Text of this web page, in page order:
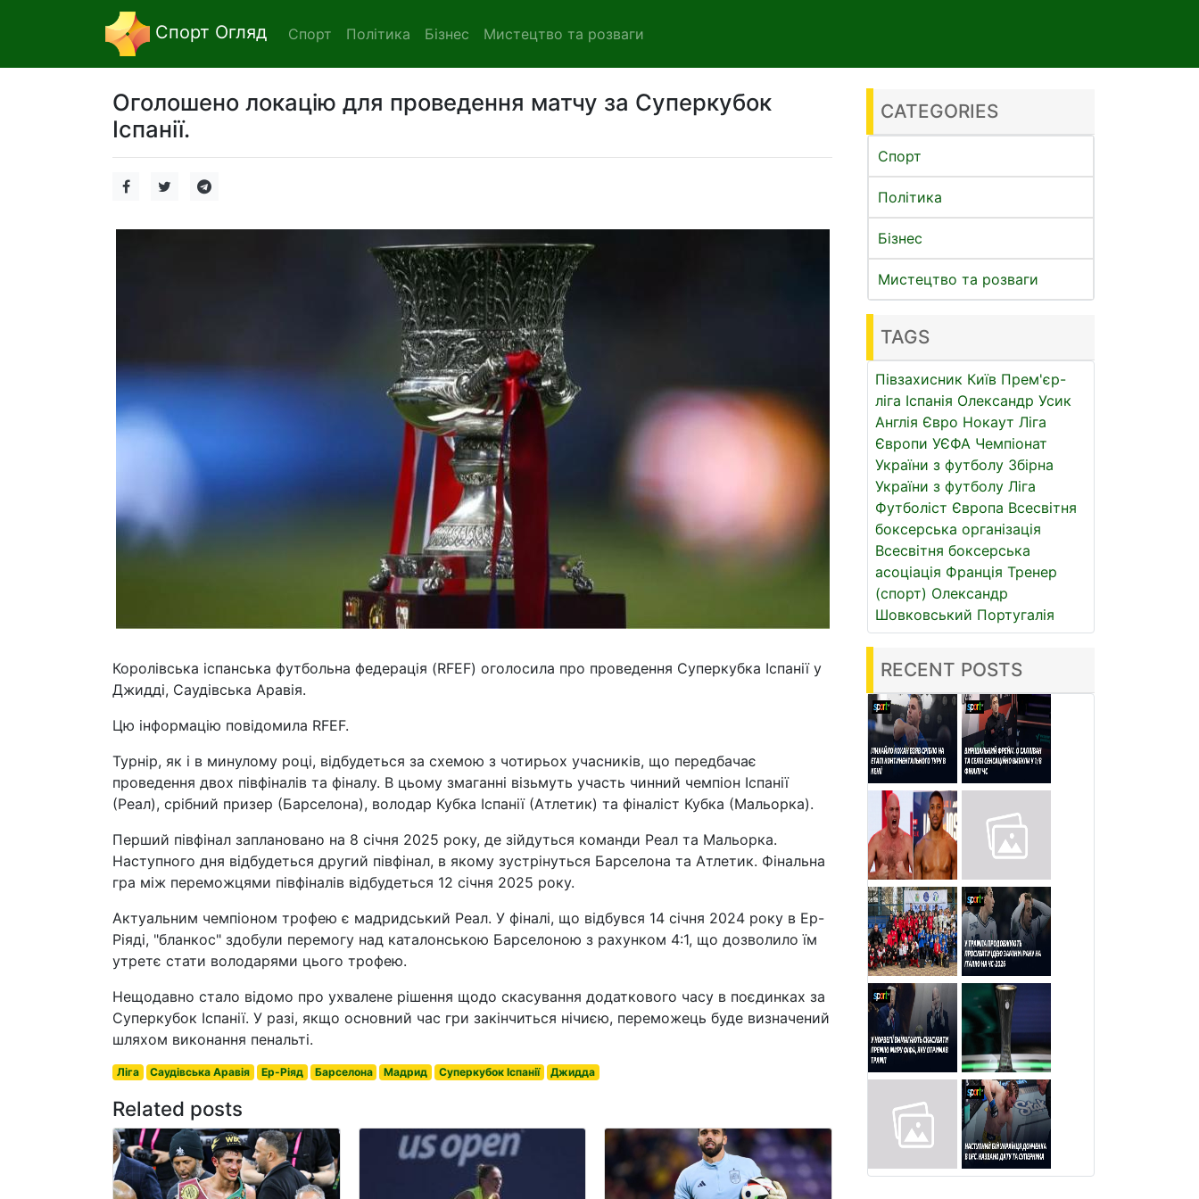
Спорт Огляд Спорт Політика Бізнес Мистецтво та розваги
Оголошено локацію для проведення матчу за Суперкубок
Іспанії.
Королівська іспанська футбольна федерація (RFEF) оголосила про проведення Суперкубка Іспанії у
Джидді, Саудівська Аравія.
Цю інформацію повідомила RFEF.
Турнір, як і в минулому році, відбудеться за схемою з чотирьох учасників, що передбачає
проведення двох півфіналів та фіналу. В цьому змаганні візьмуть участь чинний чемпіон Іспанії
(Реал), срібний призер (Барселона), володар Кубка Іспанії (Атлетик) та фіналіст Кубка (Мальорка).
Перший півфінал заплановано на 8 січня 2025 року, де зійдуться команди Реал та Мальорка.
Наступного дня відбудеться другий півфінал, в якому зустрінуться Барселона та Атлетик. Фінальна
гра між переможцями півфіналів відбудеться 12 січня 2025 року.
Актуальним чемпіоном трофею є мадридський Реал. У фіналі, що відбувся 14 січня 2024 року в Ер-
Ріяді, "бланкос" здобули перемогу над каталонською Барселоною з рахунком 4:1, що дозволило їм
утретє стати володарями цього трофею.
Нещодавно стало відомо про ухвалене рішення щодо скасування додаткового часу в поєдинках за
Суперкубок Іспанії. У разі, якщо основний час гри закінчиться нічиєю, переможець буде визначений
шляхом виконання пенальті.
Ліга Саудівська Аравія Ер-Ріяд Барселона Мадрид Суперкубок Іспанії Джидда
Related posts
CATEGORIES
Спорт
Політика
Бізнес
Мистецтво та розваги
TAGS
Півзахисник Київ Прем'єр-
ліга Іспанія Олександр Усик
Англія Євро Нокаут Ліга
Європи УЄФА Чемпіонат
України з футболу Збірна
України з футболу Ліга
Футболіст Європа Всесвітня
боксерська організація
Всесвітня боксерська
асоціація Франція Тренер
(спорт) Олександр
Шовковський Португалія
RECENT POSTS